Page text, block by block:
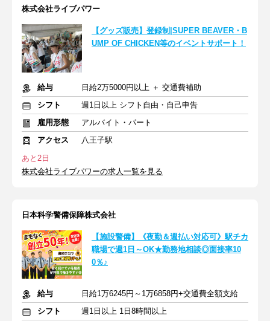
株式会社ライブパワー
【グッズ販売】登録制|SUPER BEAVER・B
UMP OF CHICKEN等のイベントサポート！
給与
日給2万5000円以上 ＋ 交通費補助
シフト
週1日以上 シフト自由・自己申告
雇用形態
アルバイト・パート
アクセス
八王子駅
あと2日
株式会社ライブパワーの求人一覧を見る
日本科学警備保障株式会社
【施設警備】《夜勤＆週払い対応可》駅チカ
職場で週1日～OK★勤務地相談◎面接率10
0％♪
給与
日給1万6245円～1万6858円+交通費全額支給
シフト
週1日以上 1日8時間以上